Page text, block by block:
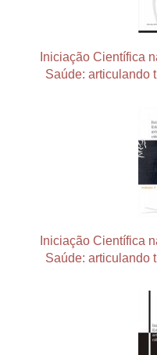
Iniciação Científica
Saúde: articulando
Iniciação Científica
Saúde: articulando